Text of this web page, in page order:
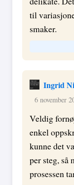
til
smaker.
Ingrid
6 november
Veldig
enkel
kunne det
per steg, så
prosessen